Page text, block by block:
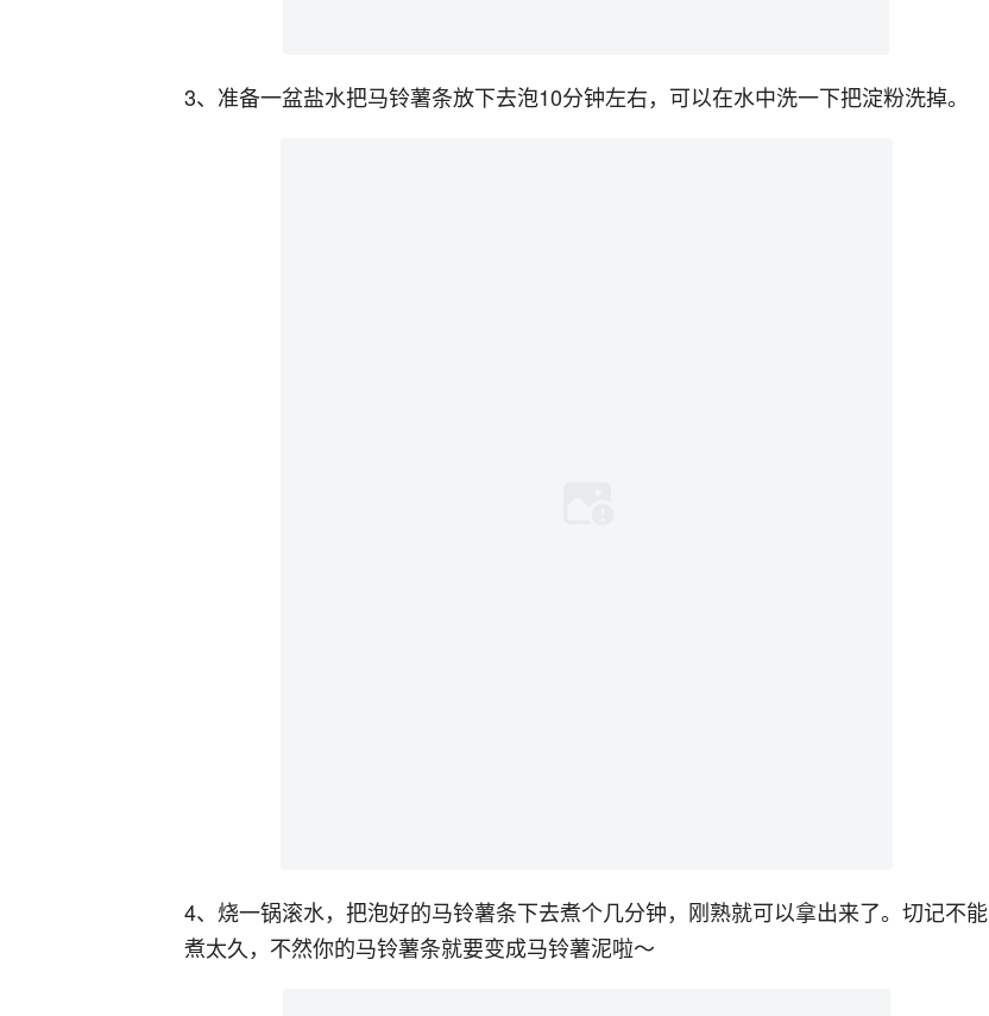
3、准备一盆盐水把马铃薯条放下去泡10分钟左右，可以在水中洗一下把淀粉洗掉。
4、烧一锅滚水，把泡好的马铃薯条下去煮个几分钟，刚熟就可以拿出来了。切记不能
煮太久，不然你的马铃薯条就要变成马铃薯泥啦～